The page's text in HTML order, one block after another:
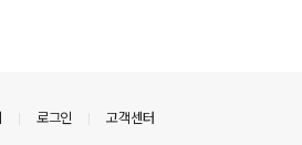
로그인 고객센터